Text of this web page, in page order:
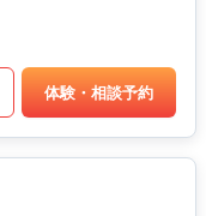
体験・相談予約